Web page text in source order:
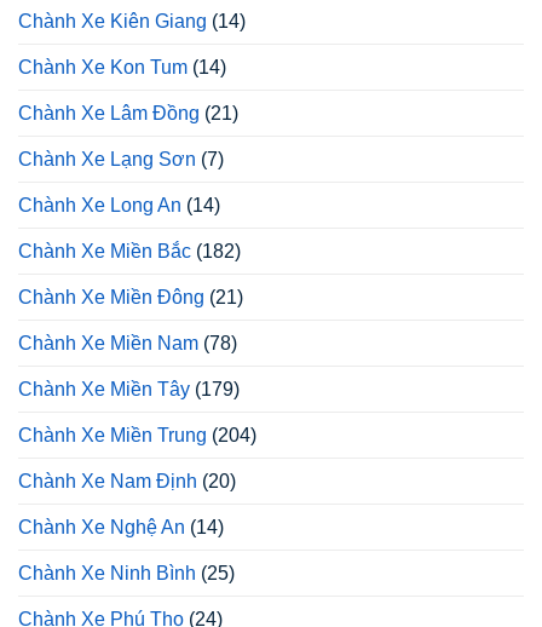
Chành Xe Kiên Giang (14)
Chành Xe Kon Tum (14)
Chành Xe Lâm Đồng (21)
Chành Xe Lạng Sơn (7)
Chành Xe Long An (14)
Chành Xe Miền Bắc (182)
Chành Xe Miền Đông (21)
Chành Xe Miền Nam (78)
Chành Xe Miền Tây (179)
Chành Xe Miền Trung (204)
Chành Xe Nam Định (20)
Chành Xe Nghệ An (14)
Chành Xe Ninh Bình (25)
Chành Xe Phú Thọ (24)